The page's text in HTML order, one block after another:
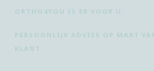
ORTHO4YOU IS ER VOOR U.
PERSOONLIJK ADVIES OP MAAT
KLANT.